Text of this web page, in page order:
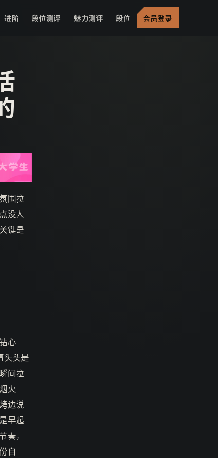
进阶 段位测评 魅力测评 段位 会员登录
围拉
没人
键是
心
头头是
间拉
火
边说
早起
奏，
自